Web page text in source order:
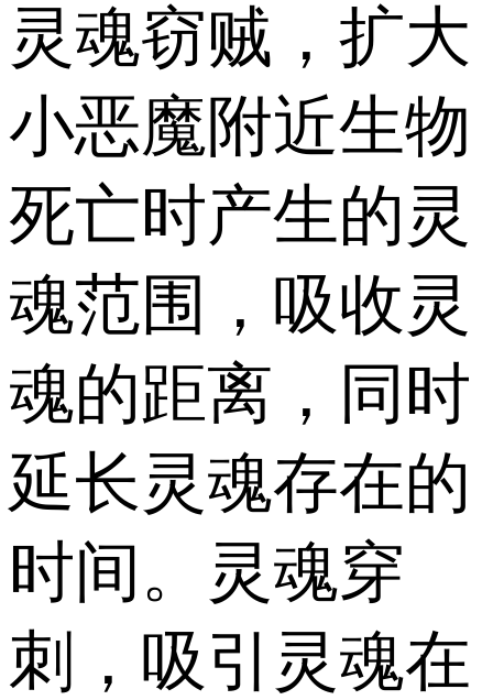
灵魂窃贼，扩大
小恶魔附近生物
死亡时产生的灵
魂范围，吸收灵
魂的距离，同时
延长灵魂存在的
时间。灵魂穿
刺，吸引灵魂在